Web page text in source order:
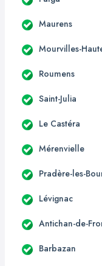
Maurens
Mourvilles-
Roumens
Saint-Julia
Le Castéra
Mérenvielle
Pradère-les-
Lévignac
Antichan-de-
Barbazan